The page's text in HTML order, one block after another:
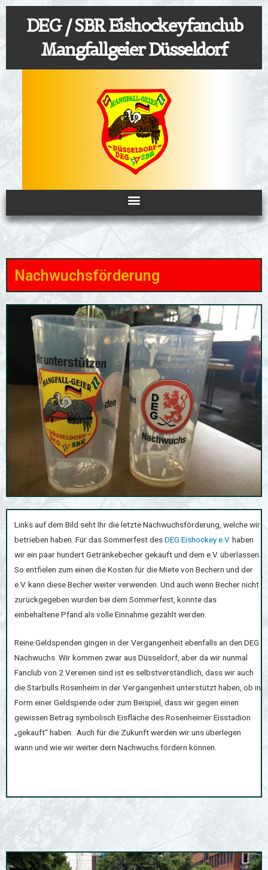
Zum
DEG / SBR Eishockeyfanclub
Mangfallgeier Düsseldorf
Menü
Nachwuchsförderung
Links auf dem Bild seht Ihr die letzte Nachwuchsförderung, welche wir
betrieben haben. Für das Sommerfest desDEG Eishockey e.V. haben
wir ein paar hundert Getränkebecher gekauft und dem e.V. überlassen.
So entfielen zum einen die Kosten für die Miete von Bechern und der
e.V. kann diese Becher weiter verwenden. Und auch wenn Becher nicht
zurückgegeben wurden bei dem Sommerfest, konnte das
einbehaltene Pfand als volle Einnahme gezählt werden.
Reine Geldspenden gingen in der Vergangenheit ebenfalls an den DEG
Nachwuchs. Wir kommen zwar aus Düsseldorf, aber da wir nunmal
Fanclub von 2 Vereinen sind ist es selbstverständlich, dass wir auch
die Starbulls Rosenheim in der Vergangenheit unterstützt haben, ob in
Form einer Geldspende oder zum Beispiel, dass wir gegen einen
gewissen Betrag symbolisch Eisfläche des Rosenheimer Eisstadion
„gekauft“ haben. Auch für die Zukunft werden wir uns überlegen
wann und wie wir weiter dern Nachwuchs fördern können.